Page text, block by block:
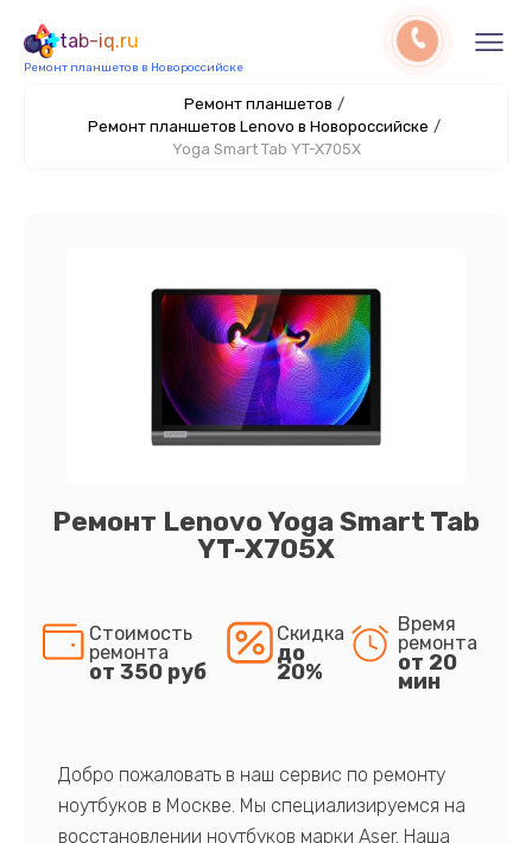
tab-iq.ru
Ремонт планшетов в Новороссийске
Ремонт планшетов /
Ремонт планшетов Lenovo в Новороссийске /
Yoga Smart Tab YT-X705X
Ремонт Lenovo Yoga Smart Tab
YT-X705X
Стоимость
ремонта
от 350 руб
Скидка
до
20%
Время
ремонта
от 20
мин
Добро пожаловать в наш сервис по ремонту
ноутбуков в Москве. Мы специализируемся на
восстановлении ноутбуков марки Aser. Наша